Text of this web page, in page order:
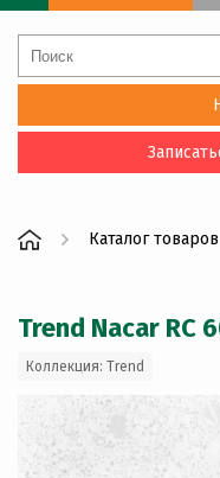
Каталог товаров
Trend Nacar RC
Коллекция: Trend